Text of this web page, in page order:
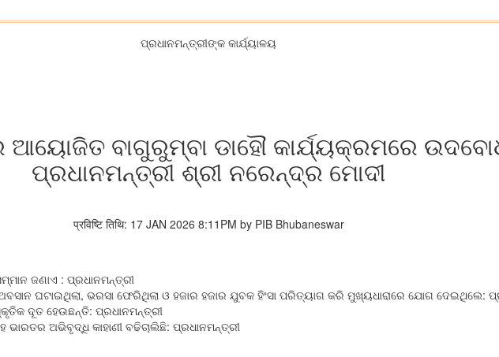
ପ୍ରଧାନମନ୍ତ୍ରୀଙ୍କ କାର୍ଯ୍ୟାଳୟ
ଆୟୋଜିତ ବାଗୁରୁମ୍ବା ଡାହୌ କାର୍ଯ୍ୟକ୍ରମରେ
ପ୍ରଧାନମନ୍ତ୍ରୀ ଶ୍ରୀ ନରେନ୍ଦ୍ର ମୋଦୀ
प्रविष्टि तिथि: 17 JAN 2026 8:11PM by PIB Bhubaneswar
ଜଣାଏ : ପ୍ରଧାନମନ୍ତ୍ରୀ
ଅବସାନ ଘଟାଇଥିଲା, ଭରସା ଫେରିଥିଲା ଓ ହଜାର ହଜାର ଯୁବକ ହିଂସା ପରିତ୍ୟାଗ କରି ମୁଖ୍ୟଧାରାରେ ଯୋଗ ଦେଇଥିଲେ:
ଦୂତ ହେଉଛନ୍ତି: ପ୍ରଧାନମନ୍ତ୍ରୀ
ଅଭିବୃଦ୍ଧି କାହାଣୀ ବଢିଚାଲିଛି: ପ୍ରଧାନମନ୍ତ୍ରୀ